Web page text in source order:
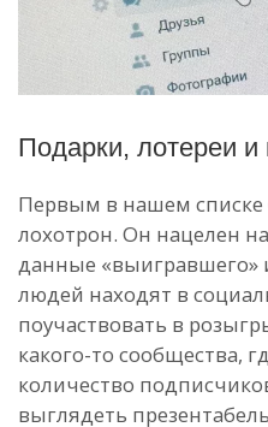
Подарки, лотереи
Первым в нашем
лохотрон. Он нацелен
данные «выигравшего»
людей находят в
поучаствовать в
какого-то сообщества,
количество
выглядеть